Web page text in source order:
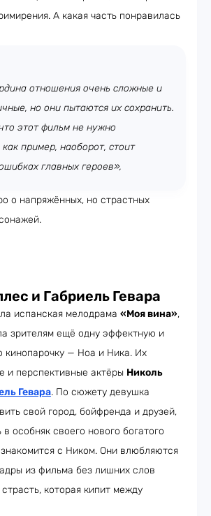
А какая часть понравилась
отношения очень сложные и
но они пытаются их сохранить.
этот фильм не нужно
пример, наоборот, стоит
главных героев»,
о напряжённых, но страстных
и Габриель Гевара
испанская мелодрама «Моя вина»,
зрителям ещё одну эффектную и
кинопарочку — Ноа и Ника. Их
и перспективные актёры Николь
Гевара. По сюжету девушка
свой город, бойфренда и друзей,
особняк своего нового богатого
с Ником. Они влюбляются
из фильма без лишних слов
которая кипит между